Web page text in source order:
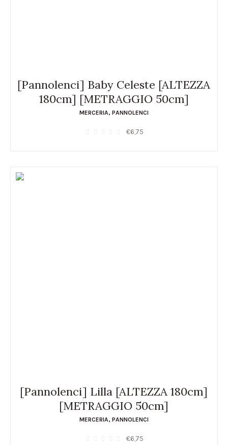
[Pannolenci] Baby Celeste [ALTEZZA
180cm] [METRAGGIO 50cm]
MERCERIA, PANNOLENCI
€6,75
[Pannolenci] Lilla [ALTEZZA 180cm]
[METRAGGIO 50cm]
MERCERIA, PANNOLENCI
€6,75